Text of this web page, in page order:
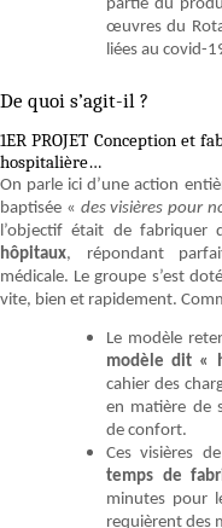
partie du
œuvres du
liées au covid-
De quoi s’agit-il ?
1ER PROJET Conception et
hospitalière…
On parle ici d’une action
baptisée « des visières pour
l’objectif était de fabriquer
hôpitaux, répondant
médicale. Le groupe s’est
vite, bien et rapidement.
Le modèle
modèle dit «
cahier des
en matière de
de confort.
Ces visières
temps de
minutes pour
requièrent des